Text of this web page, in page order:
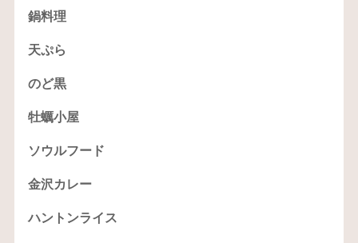
鍋料理
天ぷら
のど黒
牡蠣小屋
ソウルフード
金沢カレー
ハントンライス